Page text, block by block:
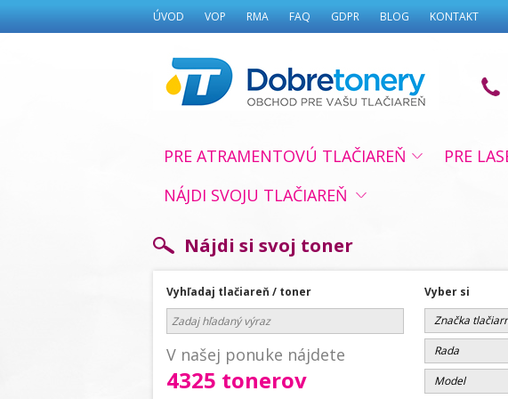
ÚVOD VOP RMA FAQ GDPR BLOG KONTAKT
PRE ATRAMENTOVÚ TLAČIAREŇ PRE
NÁJDI SVOJU TLAČIAREŇ
Nájdi si svoj toner
Vyhľadaj tlačiareň / toner
V našej ponuke nájdete
4325 tonerov
Vyber si
Značka
Rada
Model